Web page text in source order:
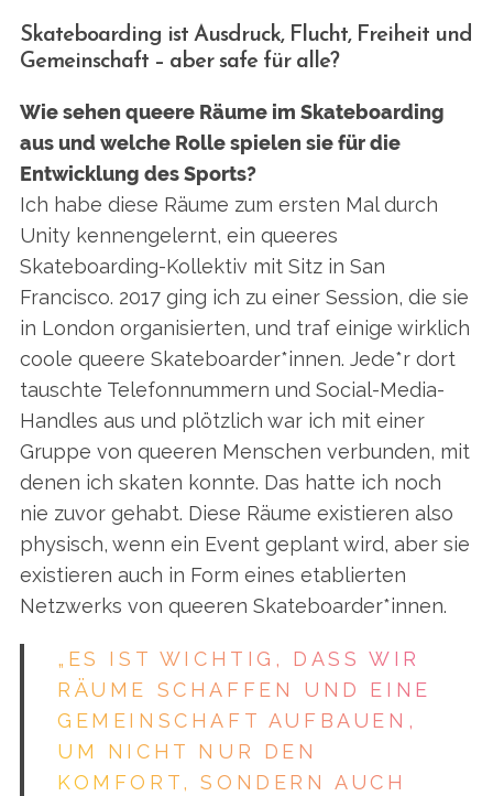
Skateboarding ist Ausdruck, Flucht, Freiheit und
Gemeinschaft – aber safe für alle?
Wie sehen queere Räume im Skateboarding
aus und welche Rolle spielen sie für die
Entwicklung des Sports?
Ich habe diese Räume zum ersten Mal durch
Unity kennengelernt, ein queeres
Skateboarding-Kollektiv mit Sitz in San
Francisco. 2017 ging ich zu einer Session, die sie
in London organisierten, und traf einige wirklich
coole queere Skateboarder*innen. Jede*r dort
tauschte Telefonnummern und Social-Media-
Handles aus und plötzlich war ich mit einer
Gruppe von queeren Menschen verbunden, mit
denen ich skaten konnte. Das hatte ich noch
nie zuvor gehabt. Diese Räume existieren also
physisch, wenn ein Event geplant wird, aber sie
existieren auch in Form eines etablierten
Netzwerks von queeren Skateboarder*innen.
„ES IST WICHTIG, DASS WIR
RÄUME SCHAFFEN UND EINE
GEMEINSCHAFT AUFBAUEN,
UM NICHT NUR DEN
KOMFORT, SONDERN AUCH